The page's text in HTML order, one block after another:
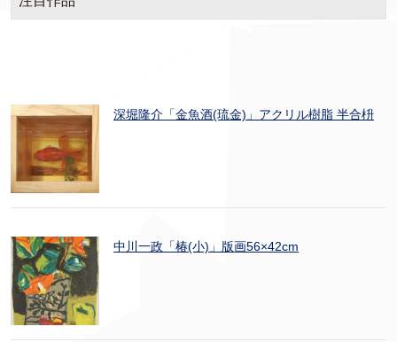
深堀隆介「金魚酒(琉金)」アクリル樹脂 半合枡
中川一政「椿(小)」版画56×42cm